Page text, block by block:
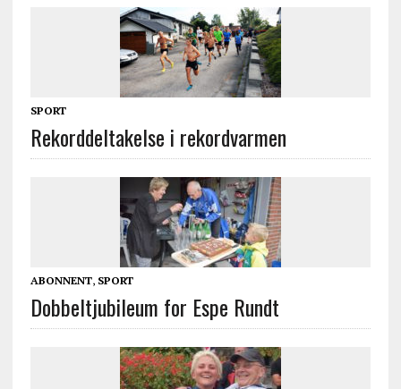
SPORT
Rekorddeltakelse i rekordvarmen
ABONNENT, SPORT
Dobbeltjubileum for Espe Rundt